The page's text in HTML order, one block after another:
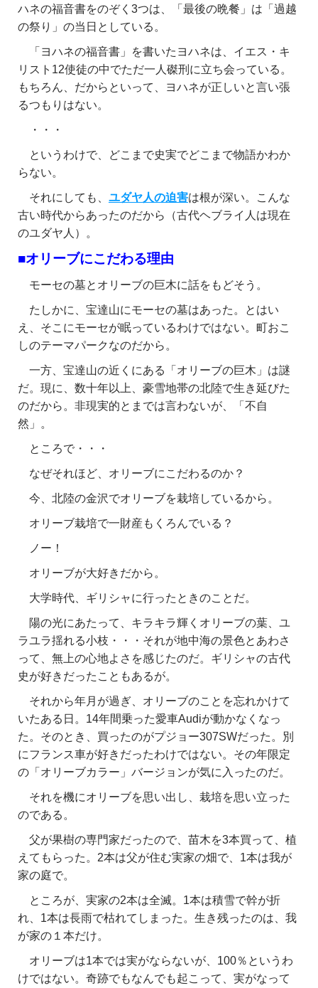
ハネの福音書をのぞく3つは、「最後の晩餐」は「過越
の祭り」の当日としている。
「ヨハネの福音書」を書いたヨハネは、イエス・キ
リスト12使徒の中でただ一人磔刑に立ち会っている。
もちろん、だからといって、ヨハネが正しいと言い張
るつもりはない。
・・・
というわけで、どこまで史実でどこまで物語かわか
らない。
それにしても、 ユダヤ人の迫害は根が深い。こんな
古い時代からあったのだから（古代ヘブライ人は現在
のユダヤ人）。
■オリーブにこだわる理由
モーセの墓とオリーブの巨木に話をもどそう。
たしかに、宝達山にモーセの墓はあった。とはい
え、そこにモーセが眠っているわけではない。町おこ
しのテーマパークなのだから。
一方、宝達山の近くにある「オリーブの巨木」は謎
だ。現に、数十年以上、豪雪地帯の北陸で生き延びた
のだから。非現実的とまでは言わないが、「不自
然」。
ところで・・・
なぜそれほど、オリーブにこだわるのか？
今、北陸の金沢でオリーブを栽培しているから。
オリーブ栽培で一財産もくろんでいる？
ノー！
オリーブが大好きだから。
大学時代、ギリシャに行ったときのことだ。
陽の光にあたって、キラキラ輝くオリーブの葉、ユ
ラユラ揺れる小枝・・・それが地中海の景色とあわさ
って、無上の心地よさを感じたのだ。ギリシャの古代
史が好きだったこともあるが。
それから年月が過ぎ、オリーブのことを忘れかけて
いたある日。14年間乗った愛車Audiが動かなくなっ
た。そのとき、買ったのがプジョー307SWだった。別
にフランス車が好きだったわけではない。その年限定
の「オリーブカラー」バージョンが気に入ったのだ。
それを機にオリーブを思い出し、栽培を思い立った
のである。
父が果樹の専門家だったので、苗木を3本買って、植
えてもらった。2本は父が住む実家の畑で、1本は我が
家の庭で。
ところが、実家の2本は全滅。1本は積雪で幹が折
れ、1本は長雨で枯れてしまった。生き残ったのは、我
が家の１本だけ。
オリーブは1本では実がならないが、100％というわ
けではない。奇跡でもなんでも起こって、実がなって